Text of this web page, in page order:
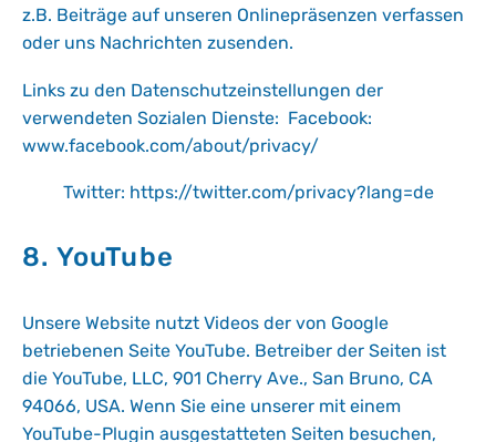
z.B. Beiträge auf unseren Onlinepräsenzen verfassen
oder uns Nachrichten zusenden.
Links zu den Datenschutzeinstellungen der
verwendeten Sozialen Dienste: Facebook:
www.facebook.com/about/privacy/
Twitter: https://twitter.com/privacy?lang=de
8. YouTube
Unsere Website nutzt Videos der von Google
betriebenen Seite YouTube. Betreiber der Seiten ist
die YouTube, LLC, 901 Cherry Ave., San Bruno, CA
94066, USA. Wenn Sie eine unserer mit einem
YouTube-Plugin ausgestatteten Seiten besuchen,